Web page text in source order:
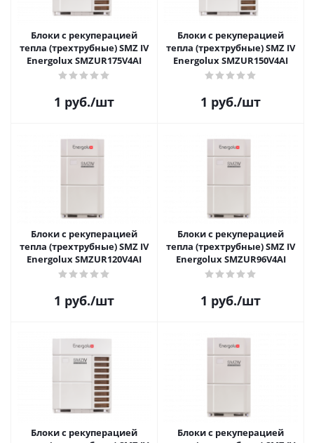
Блоки с рекуперацией
тепла (трехтрубные) SMZ IV
Energolux SMZUR175V4AI
1 руб./шт
Блоки с рекуперацией
тепла (трехтрубные) SMZ IV
Energolux SMZUR150V4AI
1 руб./шт
Блоки с рекуперацией
тепла (трехтрубные) SMZ IV
Energolux SMZUR120V4AI
1 руб./шт
Блоки с рекуперацией
тепла (трехтрубные) SMZ IV
Energolux SMZUR96V4AI
1 руб./шт
Блоки с рекуперацией
Блоки с рекуперацией